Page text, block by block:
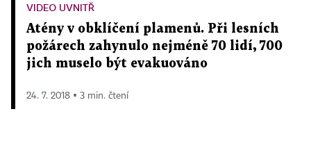
VIDEO UVNITŘ
Atény v obklíčení plamenů. Při lesních
požárech zahynulo nejméně 70 lidí, 700
jich muselo být evakuováno
24. 7. 2018 ▪ 3 min. čtení